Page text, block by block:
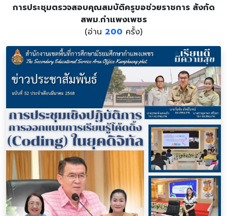
การประชุมตรวจสอบคุณสมบัติครูขอช่วยราชการ สังกัด
สพม.กำแพงเพชร
(อ่าน 200 ครั้ง)